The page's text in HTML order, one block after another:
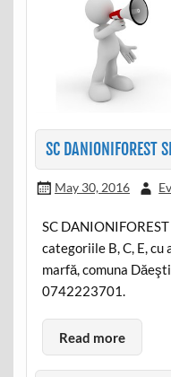
SC DANIONIFOREST
May 30, 2016
SC
categoriile B, C, E,
marfă, comuna
0742223701.
Read more